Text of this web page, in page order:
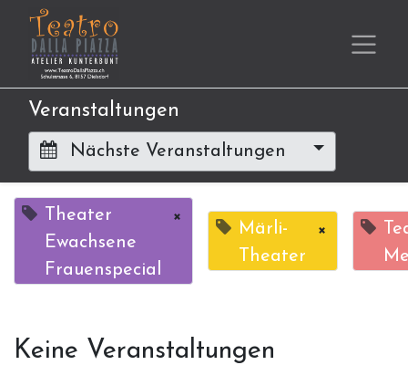
Veranstaltungen
Nächste Veranstaltungen
Theater
Ewachsene
Frauenspecial
×
Märli-
Theater
×
Keine Veranstaltungen